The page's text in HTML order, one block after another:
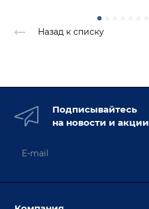
Назад к списку
Подписывайтесь
на новости и акции